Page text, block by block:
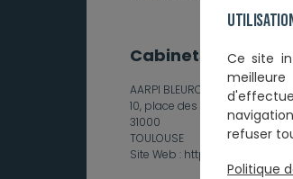
Ce site
refuser
Politique
Cabinets et
AARPI BLEUROI
10, place des carmes
31000
TOULOUSE
Site Web : http://www.bleuroi.fr